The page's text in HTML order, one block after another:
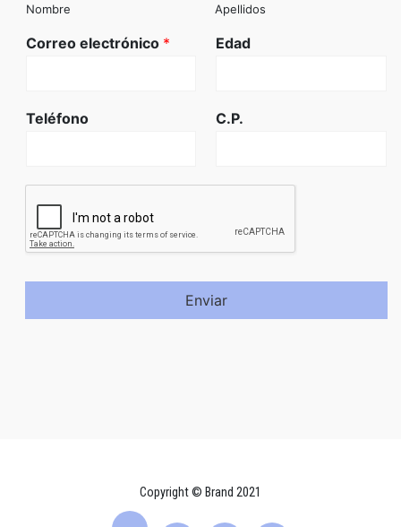
Nombre Apellidos
Correo electrónico * Edad
Teléfono C.P.
Enviar
Copyright © Brand 2021